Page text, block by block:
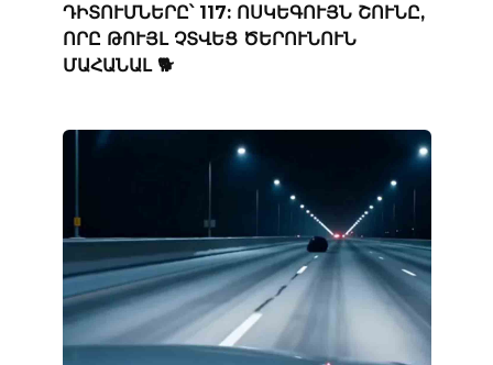
ԴԻՏՈՒՄՆԵՐԸ՝ 117: ՈՍԿԵԳՈՒՅՆ ՇՈՒՆԸ,
ՈՐԸ ԹՈՒՅԼ ՉՏՎԵՑ ԾԵՐՈՒՆՈՒՆ
ՄԱՀԱՆԱԼ 🐕